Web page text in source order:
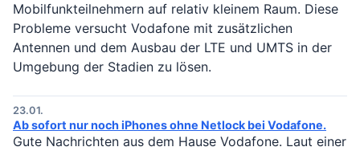
Mobilfunkteilnehmern auf relativ kleinem Raum. Diese
Probleme versucht Vodafone mit zusätzlichen
Antennen und dem Ausbau der LTE und UMTS in der
Umgebung der Stadien zu lösen.
23.01.
Ab sofort nur noch iPhones ohne Netlock bei Vodafone.
Gute Nachrichten aus dem Hause Vodafone. Laut einer